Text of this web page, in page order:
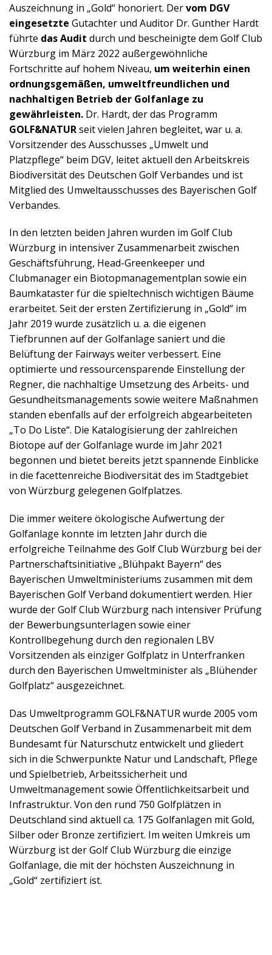
Auszeichnung in „Gold“ honoriert. Dervom DGV
eingesetzte Gutachter und Auditor Dr. Gunther Hardt
führte das Audit durch und bescheinigte dem Golf Club
Würzburg im März 2022 außergewöhnliche
Fortschritte auf hohem Niveau, um weiterhin einen
ordnungsgemäßen, umweltfreundlichen und
nachhaltigen Betrieb der Golfanlage zu
gewährleisten. Dr. Hardt, der das Programm
GOLF&NATURseit vielen Jahren begleitet, war u. a.
Vorsitzender des Ausschusses „Umwelt und
Platzpflege“ beim DGV, leitet aktuell den Arbeitskreis
Biodiversität des Deutschen Golf Verbandes und ist
Mitglied des Umweltausschusses des Bayerischen Golf
Verbandes.
In den letzten beiden Jahren wurden im Golf Club
Würzburg in intensiver Zusammenarbeit zwischen
Geschäftsführung, Head-Greenkeeper und
Clubmanager ein Biotopmanagementplan sowie ein
Baumkataster für die spieltechnisch wichtigen Bäume
erarbeitet. Seit der ersten Zertifizierung in „Gold“ im
Jahr 2019 wurde zusätzlich u. a. die eigenen
Tiefbrunnen auf der Golfanlage saniert und die
Belüftung der Fairways weiter verbessert. Eine
optimierte und ressourcensparende Einstellung der
Regner, die nachhaltige Umsetzung des Arbeits- und
Gesundheitsmanagements sowie weitere Maßnahmen
standen ebenfalls auf der erfolgreich abgearbeiteten
„To Do Liste“. Die Katalogisierung der zahlreichen
Biotope auf der Golfanlage wurde im Jahr 2021
begonnen und bietet bereits jetzt spannende Einblicke
in die facettenreiche Biodiversität des im Stadtgebiet
von Würzburg gelegenen Golfplatzes.
Die immer weitere ökologische Aufwertung der
Golfanlage konnte im letzten Jahr durch die
erfolgreiche Teilnahme des Golf Club Würzburg bei der
Partnerschaftsinitiative „Blühpakt Bayern“ des
Bayerischen Umweltministeriums zusammen mit dem
Bayerischen Golf Verband dokumentiert werden. Hier
wurde der Golf Club Würzburg nach intensiver Prüfung
der Bewerbungsunterlagen sowie einer
Kontrollbegehung durch den regionalen LBV
Vorsitzenden als einziger Golfplatz in Unterfranken
durch den Bayerischen Umweltminister als „Blühender
Golfplatz“ ausgezeichnet.
Das Umweltprogramm GOLF&NATUR wurde 2005 vom
Deutschen Golf Verband in Zusammenarbeit mit dem
Bundesamt für Naturschutz entwickelt und gliedert
sich in die Schwerpunkte Natur und Landschaft, Pflege
und Spielbetrieb, Arbeitssicherheit und
Umweltmanagement sowie Öffentlichkeitsarbeit und
Infrastruktur. Von den rund 750 Golfplätzen in
Deutschland sind aktuell ca. 175 Golfanlagen mit Gold,
Silber oder Bronze zertifiziert. Im weiten Umkreis um
Würzburg ist der Golf Club Würzburg die einzige
Golfanlage, die mit der höchsten Auszeichnung in
„Gold“ zertifiziert ist.